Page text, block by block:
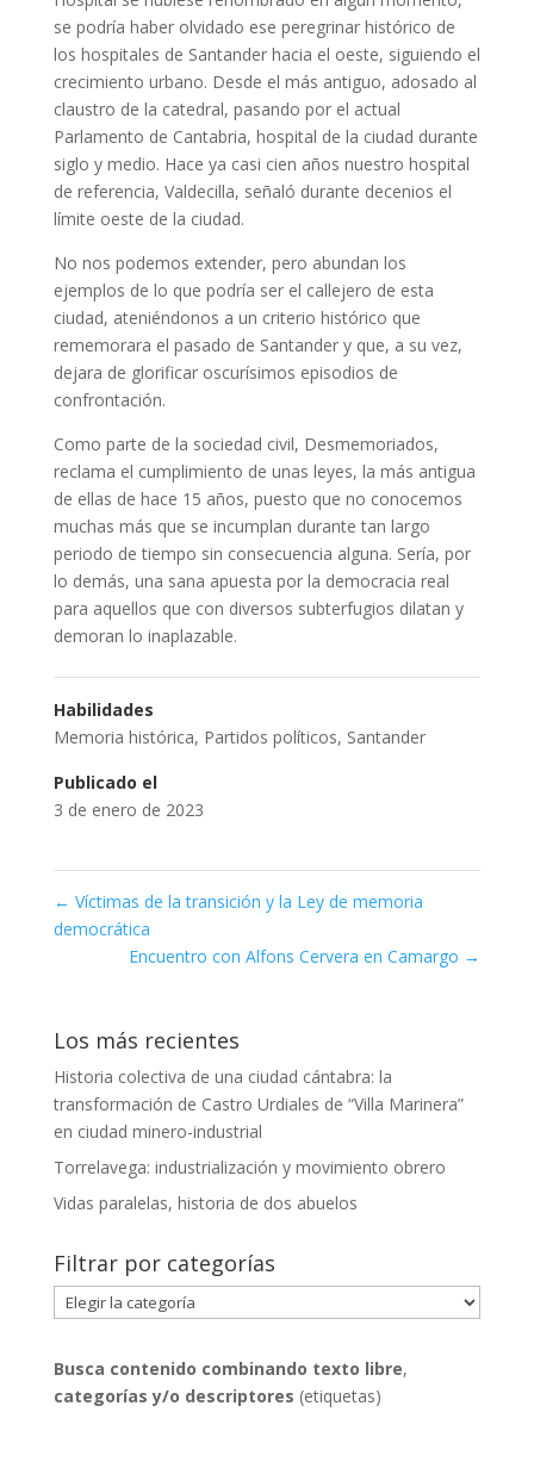
se podría haber olvidado ese peregrinar histórico de
los hospitales de Santander hacia el oeste, siguiendo el
crecimiento urbano. Desde el más antiguo, adosado al
claustro de la catedral, pasando por el actual
Parlamento de Cantabria, hospital de la ciudad durante
siglo y medio. Hace ya casi cien años nuestro hospital
de referencia, Valdecilla, señaló durante decenios el
límite oeste de la ciudad.
No nos podemos extender, pero abundan los
ejemplos de lo que podría ser el callejero de esta
ciudad, ateniéndonos a un criterio histórico que
rememorara el pasado de Santander y que, a su vez,
dejara de glorificar oscurísimos episodios de
confrontación.
Como parte de la sociedad civil, Desmemoriados,
reclama el cumplimiento de unas leyes, la más antigua
de ellas de hace 15 años, puesto que no conocemos
muchas más que se incumplan durante tan largo
periodo de tiempo sin consecuencia alguna. Sería, por
lo demás, una sana apuesta por la democracia real
para aquellos que con diversos subterfugios dilatan y
demoran lo inaplazable.
Habilidades
Memoria histórica, Partidos políticos, Santander
Publicado el
3 de enero de 2023
← Víctimas de la transición y la Ley de memoria
democrática
Encuentro con Alfons Cervera en Camargo →
Los más recientes
Historia colectiva de una ciudad cántabra: la
transformación de Castro Urdiales de “Villa Marinera”
en ciudad minero-industrial
Torrelavega: industrialización y movimiento obrero
Vidas paralelas, historia de dos abuelos
Filtrar por categorías
Filtrar
por
Busca contenido combinando texto libre,
categorías y/o descriptores (etiquetas)